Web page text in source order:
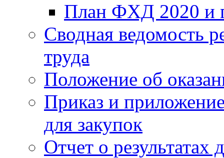
План ФХД 2020 и
Сводная ведомость
труда
Положение об
Приказ и
для закупок
Отчет о результатах